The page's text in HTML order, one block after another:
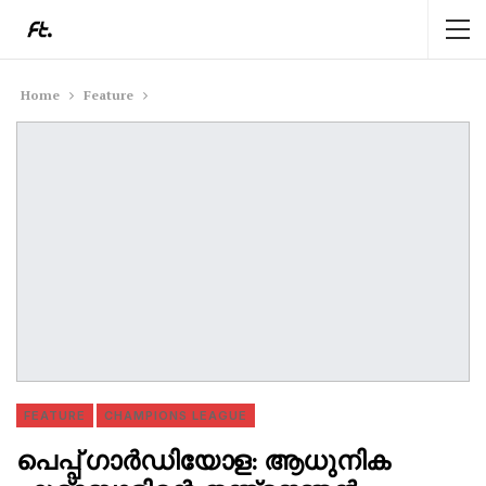
Home Feature
FEATURE CHAMPIONS LEAGUE
പെപ്പ് ഗാർഡിയോള: ആധുനിക